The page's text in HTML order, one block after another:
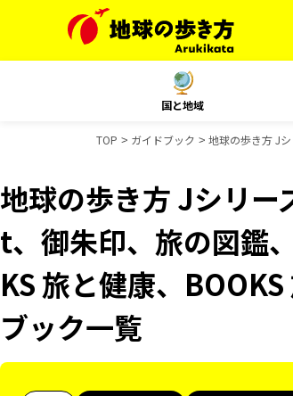
国と地域
TOP ガイドブック 地球の歩き方 J
地球の歩き方 Jシリ
t、御朱印、旅の図鑑
KS 旅と健康、
ブック一覧